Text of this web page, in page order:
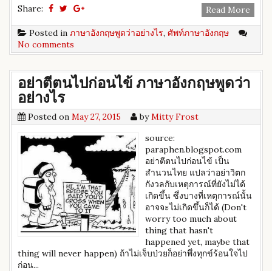
Share:
Read More
Posted in ภาษาอังกฤษพูดว่าอย่างไร, ศัพท์ภาษาอังกฤษ
No comments
อย่าตีตนไปก่อนไข้ ภาษาอังกฤษพูดว่า
อย่างไร
Posted on May 27, 2015 byMitty Frost
source:
paraphen.blogspot.com
อย่าตีตนไปก่อนไข้ เป็น
สำนวนไทย แปลว่าอย่าวิตก
กังวลกับเหตุการณ์ที่ยังไม่ได้
เกิดขึ้น ซึ่งบางที่เหตุการณ์นั้น
อาจจะไม่เกิดขึ้นก็ได้ (Don't
worry too much about
thing that hasn't
happened yet, maybe that
thing will never happen) ถ้าไม่เจ็บป่วยก็อย่าพึ่งทุกข์ร้อนใจไป
ก่อน...